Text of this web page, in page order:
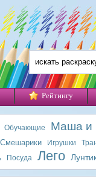
Рейтингу
Обучающие Маша и
Смешарики Игрушки
Посуда Лего